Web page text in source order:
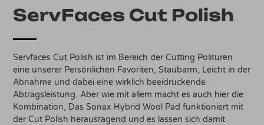
ServFaces Cut Polish
Servfaces Cut Polish ist im Bereich der Cutting Polituren
eine unserer Persönlichen Favoriten, Staubarm, Leicht in der
Abnahme und dabei eine wirklich beeidruckende
Abtragsleistung. Aber wie mit allem macht es auch hier die
Kombination, Das Sonax Hybrid Wool Pad funktioniert mit
der Cut Polish herausragend und es lassen sich damit